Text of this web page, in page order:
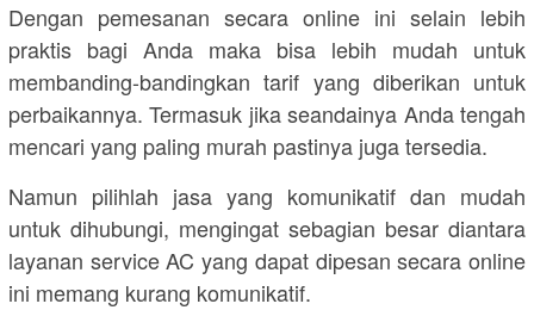
Dengan pemesanan secara online ini selain lebih
praktis bagi Anda maka bisa lebih mudah untuk
membanding-bandingkan tarif yang diberikan untuk
perbaikannya. Termasuk jika seandainya Anda tengah
mencari yang paling murah pastinya juga tersedia.
Namun pilihlah jasa yang komunikatif dan mudah
untuk dihubungi, mengingat sebagian besar diantara
layanan service AC yang dapat dipesan secara online
ini memang kurang komunikatif.